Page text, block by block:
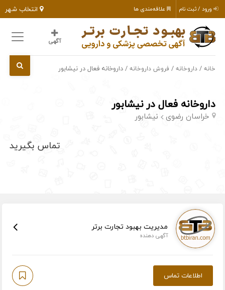
انتخاب شهر ورود / ثبت نام علاقه‌مندی ها
آگهی
خانه /داروخانه / فروش داروخانه / داروخانه فعال در نیشابور
داروخانه فعال در نیشابور
خراسان رضوی نیشابور
تماس بگیرید
مدیریت بهبود تجارت برتر
آگهی دهنده
اطلاعات تماس